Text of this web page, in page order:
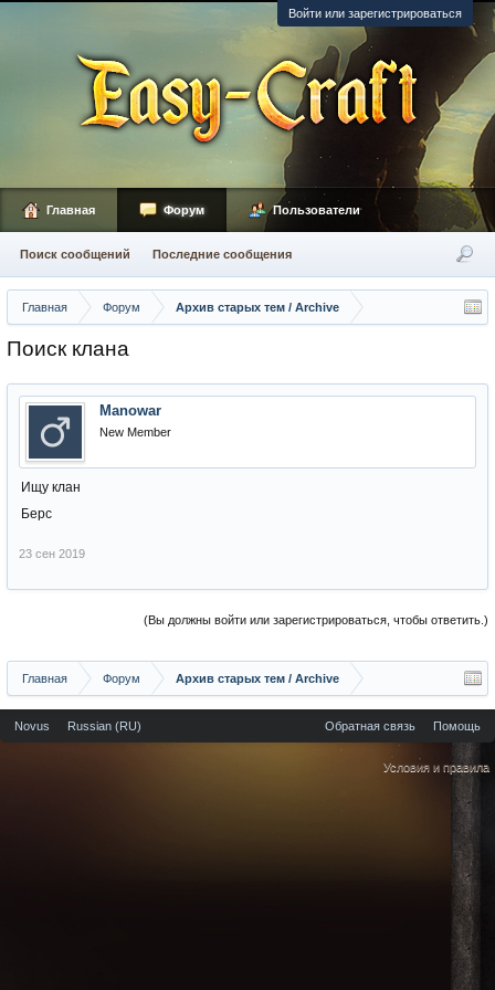
Войти или зарегистрироваться
Главная Форум Архив старых тем / Archive
Поиск клана
Manowar
New Member
Ищу клан
Берс
23 сен 2019
(Вы должны войти или зарегистрироваться, чтобы ответить.)
Главная Форум Архив старых тем / Archive
Главная Форум
Поиск сообщений Последние сообщения
Пользователи
Novus Russian (RU) Обратная связь Помощь
Условия и правила